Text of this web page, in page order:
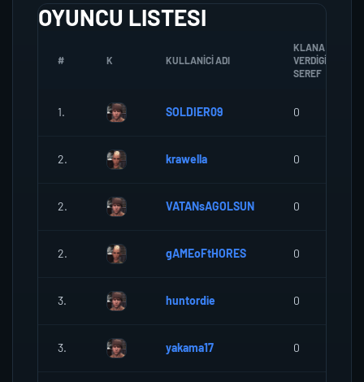
OYUNCU LISTESI
# K KULLANICI ADI
KLANA
VERDIGI
SEREF
1. SOLDIER09 0
2. krawella 0
2. VATANsAGOLSUN 0
2. gAMEoFtHORES 0
3. huntordie 0
3. yakama17 0